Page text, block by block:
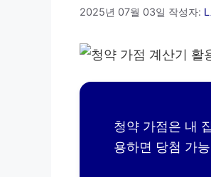
2025년 07월 03일 작성자:
청약 가점은 내
용하면 당첨 가